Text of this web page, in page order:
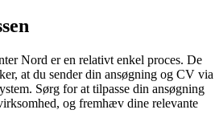
Nord er en relativt enkel proces. De
at du sender din ansøgning og CV via
Sørg for at tilpasse din ansøgning
og fremhæv dine relevante